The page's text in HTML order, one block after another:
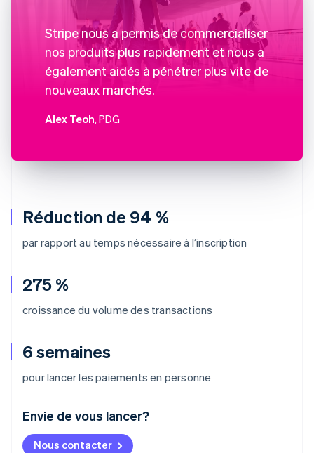
Réduction de 94 %
par rapport au temps nécessaire à l’inscription
275 %
croissance du volume des transactions
6 semaines
pour lancer les paiements en personne
Envie de vous lancer?
Nous contacter
Stripe nous a permis de commercialiser
nos produits plus rapidement et nous a
également aidés à pénétrer plus vite de
nouveaux marchés.
Alex Teoh, PDG
Allemagne
DeutschEnglish